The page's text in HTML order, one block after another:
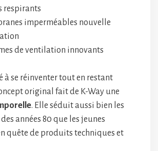
respirants
imperméables nouvelle
de ventilation innovants
à se réinventer tout en restant
original fait de K-Way une
. Elle séduit aussi bien les
années 80 que les jeunes
quête de produits techniques et